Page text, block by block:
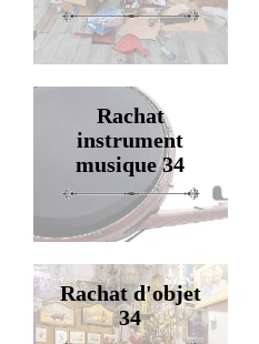
Rachat
instrument
musique 34
Rachat d'objet
34